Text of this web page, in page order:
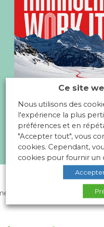
mercredi 17 juin à 19h00
Ce site
Nous utilisons des
l'expérience la plus
préférences et en
"Accepter tout", vous
cookies. Cependant,
cookies pour fournir